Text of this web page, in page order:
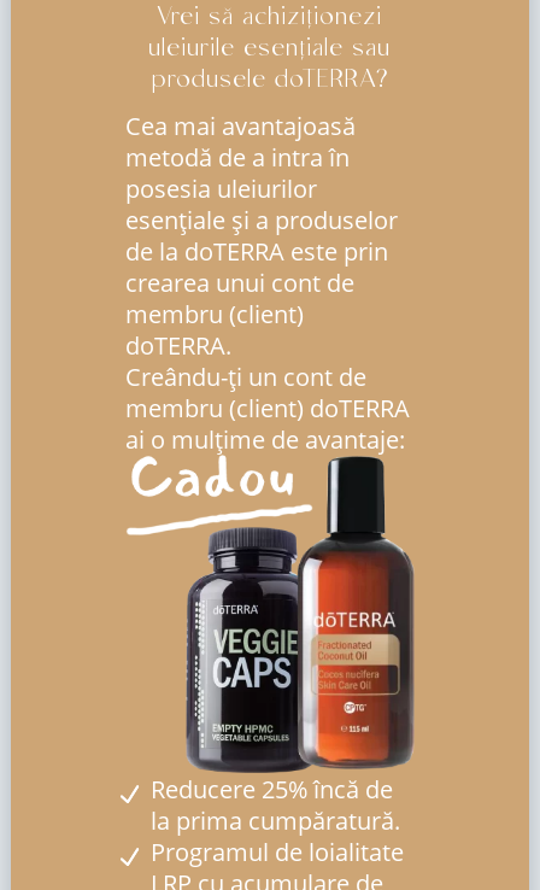
Vrei să achiziționezi
uleiurile esențiale sau
produsele doTERRA?
Cea mai avantajoasă
metodă de a intra în
posesia uleiurilor
esenţiale şi a produselor
de la doTERRA este prin
crearea unui cont de
membru (client)
doTERRA.
Creându-ți un cont de
membru (client) doTERRA
ai o mulțime de avantaje:
Reducere 25% încă de
la prima cumpăratură.
Programul de loialitate
LRP cu acumulare de